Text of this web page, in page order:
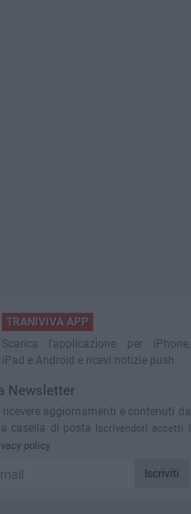
TRANIVIVA APP
Scarica l'applicazione per iPhone,
iPad e Android e ricevi notizie push
Newsletter
ricevere aggiornamenti e contenuti da
casella di posta Iscrivendoti accetti i
policy
Iscriviti